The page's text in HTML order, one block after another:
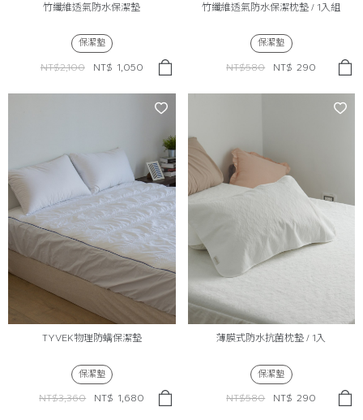
竹纖維透氣防水保潔墊
保潔墊
NT$2,100 NT$ 1,050
竹纖維透氣防水保潔枕墊 / 1入組
保潔墊
NT$580 NT$ 290
TYVEK物理防螨保潔墊
保潔墊
NT$3,360 NT$ 1,680
薄膜式防水抗菌枕墊 / 1入
保潔墊
NT$580 NT$ 290